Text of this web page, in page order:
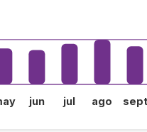
jun jul ago sept